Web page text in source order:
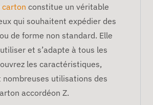
carton constitue un véritable
qui souhaitent expédier des
de forme non standard. Elle
et s’adapte à tous les
les caractéristiques,
nombreuses utilisations des
accordéon Z.